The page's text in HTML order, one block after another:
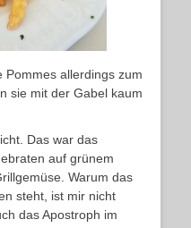
Pommes allerdings zum
sie mit der Gabel kaum
Das war das
auf grünem
Warum das
steht, ist mir nicht
das Apostroph im